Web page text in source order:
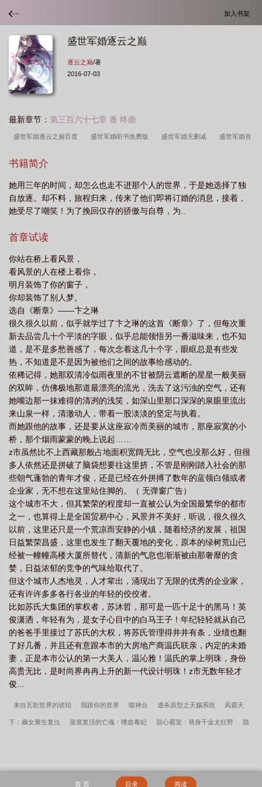
加入书架
盛世军婚逐云之巅
逐云之巅/著
2016-07-03
最新章节： 第三百六十七章 番 终曲
盛世军婚逐云之巅百度 盛世军婚听书免费版 盛世军婚无删减 盛世军婚首
世军婚介绍
婚逐云之巅 盛世军婚战北城完整版 盛世军婚免费阅读 盛世军婚完整版免
费 盛世军婚无弹窗阅读 战北城盛世军婚 盛世军婚百度 盛世军婚
婚 盛世军婚小暖妻全文免费阅读
宙全文阅读 盛世军婚全文阅读
书籍简介
她用三年的时间，却怎么也走不进那个人的世界，于是她选择了独
自放逐。却不料，旅程归来，传来了他们即将订婚的消息，接着，
她受尽了嘲笑！为了挽回仅存的骄傲与自尊，为..
首章试读
你站在桥上看风景，
看风景的人在楼上看你，
明月装饰了你的窗子，
你却装饰了别人梦。
选自《断章》——卞之琳
很久很久以前，似乎就学过了卞之琳的这首《断章》了，但每次重
新去品尝几十个平淡的字眼，似乎总能领悟另一番滋味来，也不知
道，是不是多愁善感了，每次念着这几十个字，眼眶总是有些发
热，不知道是不是因为被他们之间的故事给感动的。
依稀记得，她那双清冷似雨夜里的不甘被阴云遮断的星星一般美丽
的双眸，仿佛极地那道最漂亮的流光，洗去了这污浊的空气，还有
她嘴边那一抹难得的清冽的浅笑，如深山里那口深深的泉眼里流出
来山泉一样，清澈动人，带着一股淡淡的坚定与执着。
而她跟他的故事，还是要从这座寂冷而美丽的城市，那座寂寞的小
桥，那个烟雨蒙蒙的晚上说起……
z市虽然比不上西藏那般占地面积宽阔无比，空气也没那么好，但很
多人依然还是拼破了脑袋想要往这里挤，不管是刚刚踏入社会的那
些朝气蓬勃的青年才俊，还是已经在外拼搏了数年的蓝领白领或者
企业家，无不想在这里站住脚的。（ 无弹窗广告）
这个城市不大，但其繁荣的程度却一直被公认为全国最繁华的都市
之一，也算得上是全国贸易中心，风景并不美好，听说，很久很久
以前，这里还只是一个荒凉而安静的小镇，随着经济的发展，祖国
日益繁荣昌盛，这里也发生了翻天覆地的变化，原本的绿树荒山已
经被一幢幢高楼大厦所替代，清新的气息也渐渐被由那奢靡的贪
婪，日益浓郁的竞争的气味给取代了。
但这个城市人杰地灵，人才辈出，涌现出了无限的优秀的企业家，
还有许许多多各行各业的年轻的佼佼者。
比如苏氏大集团的掌权者，苏沐哲，那可是一匹十足十的黑马！英
俊潇洒，年轻有为，是女子心目中的白马王子！年纪轻轻就从自己
的爸爸手里接过了苏氏的大权，将苏氏管理得井井有条，业绩也翻
了好几番，并且还有意跟本市的大房地产商温氏联亲，内定的未婚
妻，正是本市公认的第一大美人，温沁雅！温氏的掌上明珠，身份
高贵无比，是时尚界冉冉上升的新一代设计明珠！z市无数年轻才
俊...
来自瓦歌世界的琥珀 我跟你的世界 噬神台 虐杀原型之天赐系统 凤霸天
下：嫡女重生复仇 崖底复活的亡魂：嗜血毒妃 甜心霸宠：替身千金太狂野 隐
首 页 目录 阅读